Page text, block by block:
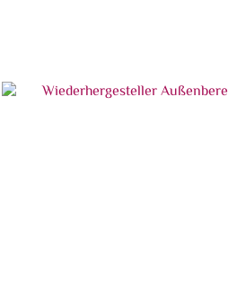
Stark zerstörter